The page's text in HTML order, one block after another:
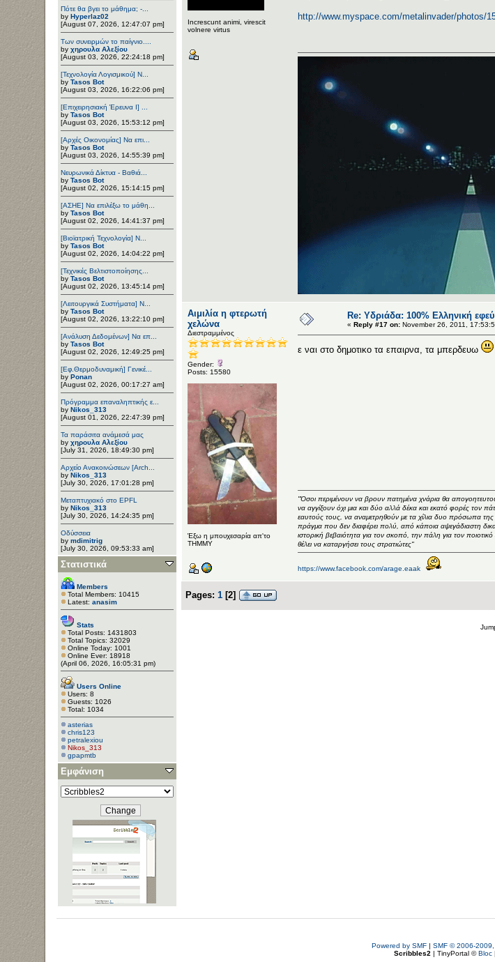
Πότε θα βγει το μάθημα; -...
by Hyperlaz02
[August 07, 2026, 12:47:07 pm]
Των συνειρμών το παίγνιο....
by χηρουλα Αλεξίου
[August 03, 2026, 22:24:18 pm]
[Τεχνολογία Λογισμικού] Ν...
by Tasos Bot
[August 03, 2026, 16:22:06 pm]
[Επιχειρησιακή Έρευνα Ι] ...
by Tasos Bot
[August 03, 2026, 15:53:12 pm]
[Αρχές Οικονομίας] Να επι...
by Tasos Bot
[August 03, 2026, 14:55:39 pm]
Νευρωνικά Δίκτυα - Βαθιά...
by Tasos Bot
[August 02, 2026, 15:14:15 pm]
[ΑΣΗΕ] Να επιλέξω το μάθη...
by Tasos Bot
[August 02, 2026, 14:41:37 pm]
[Βιοϊατρική Τεχνολογία] Ν...
by Tasos Bot
[August 02, 2026, 14:04:22 pm]
[Τεχνικές Βελτιστοποίησης...
by Tasos Bot
[August 02, 2026, 13:45:14 pm]
[Λειτουργικά Συστήματα] Ν...
by Tasos Bot
[August 02, 2026, 13:22:10 pm]
[Ανάλυση Δεδομένων] Να επ...
by Tasos Bot
[August 02, 2026, 12:49:25 pm]
[Εφ.Θερμοδυναμική] Γενικέ...
by Ponan
[August 02, 2026, 00:17:27 am]
Πρόγραμμα επαναληπτικής ε...
by Nikos_313
[August 01, 2026, 22:47:39 pm]
Τα παράσιτα ανάμεσά μας
by χηρουλα Αλεξίου
[July 31, 2026, 18:49:30 pm]
Αρχείο Ανακοινώσεων [Arch...
by Nikos_313
[July 30, 2026, 17:01:28 pm]
Μεταπτυχιακό στο EPFL
by Nikos_313
[July 30, 2026, 14:24:35 pm]
Οδύσσεια
by mdimitrig
[July 30, 2026, 09:53:33 am]
Στατιστικά
Members
Total Members: 10415
Latest: anasim
Stats
Total Posts: 1431803
Total Topics: 32029
Online Today: 1001
Online Ever: 18918
(April 06, 2026, 16:05:31 pm)
Users Online
Users: 8
Guests: 1026
Total: 1034
asterias
chris123
petralexiou
Nikos_313
gpapmtb
Εμφάνιση
Increscunt animi, virescit
volnere virtus
http://www.myspace.com/metalinvader/photos/
Αιμιλία η φτερωτή
χελώνα
Διεστραμμένος
Gender:
Posts: 15580
Έξω η μπουχεσαρία απ'το
ΤΗΜΜΥ
Re: Υδριάδα: 100% Eλληνική
« Reply #17 on: November 26, 2011,
ε ναι στο δημοτικο τα επαιρνα, τα μπερδευω
"Όσοι περιμένουν να βρουν πατημένα χνάρια θα
να αγγίξουν όχι μια και δύο αλλά δέκα και εκατό φορές τον
εαυτούς τους, να αναμετρηθούν με τα χίλια δυο πρόσωπα
πράγμα που δεν διαφέρει πολύ, από κάποια αψεγάδιαστη
ιστορική βεβαιότητα για τον σκοπό, την πάλη για τον
θέλει να καταργήσει τους στρατιώτες"
https://www.facebook.com/arage.eaak
Pages: 1 [2]
Powered by SMF| SMF © 2006-
Scribbles2 | TinyPortal ©Bloc |